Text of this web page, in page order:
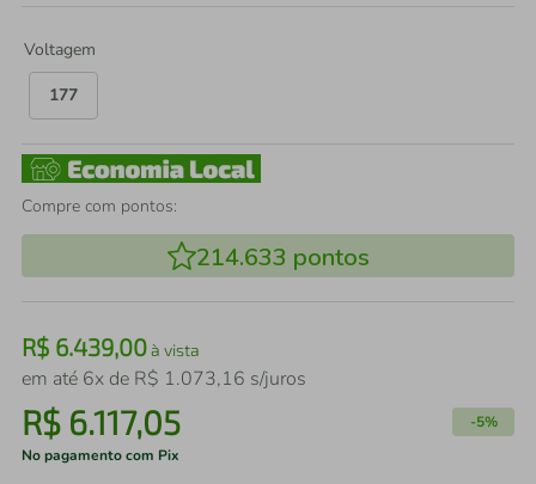
Voltagem
177
Compre com pontos:
214.633 pontos
R$ 6.439,00à vista
em até 6x de R$ 1.073,16 s/juros
R$ 6.117,05 -5%
No pagamento com Pix